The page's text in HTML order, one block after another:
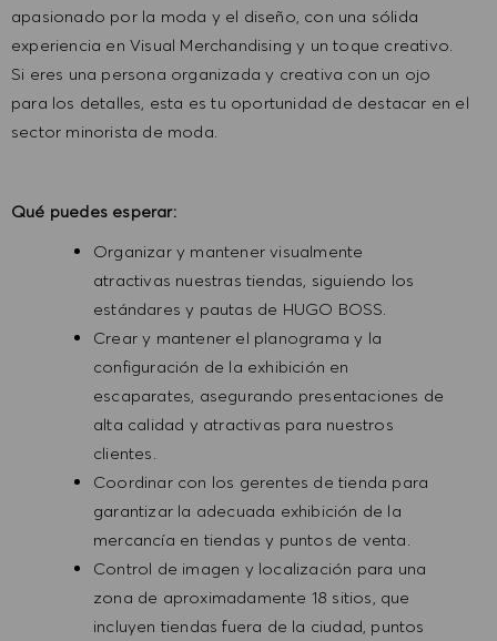
apasionado por la moda y el diseño, con una sólida
experiencia en Visual Merchandising y un toque creativo.
Si eres una persona organizada y creativa con un ojo
para los detalles, esta es tu oportunidad de destacar en el
sector minorista de moda.
Qué puedes esperar:
Organizar y mantener visualmente
atractivas nuestras tiendas, siguiendo los
estándares y pautas de HUGO BOSS.
Crear y mantener el planograma y la
configuración de la exhibición en
escaparates, asegurando presentaciones de
alta calidad y atractivas para nuestros
clientes.
Coordinar con los gerentes de tienda para
garantizar la adecuada exhibición de la
mercancía en tiendas y puntos de venta.
Control de imagen y localización para una
zona de aproximadamente 18 sitios, que
incluyen tiendas fuera de la ciudad, puntos